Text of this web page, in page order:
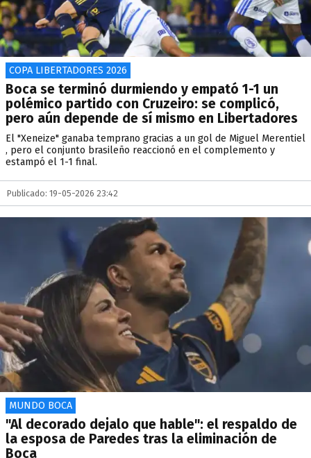
COPA LIBERTADORES 2026
Boca se terminó durmiendo y empató 1-1 un
polémico partido con Cruzeiro: se complicó,
pero aún depende de sí mismo en Libertadores
El "Xeneize" ganaba temprano gracias a un gol de Miguel Merentiel
, pero el conjunto brasileño reaccionó en el complemento y
estampó el 1-1 final.
Publicado: 19-05-2026 23:42
MUNDO BOCA
"Al decorado dejalo que hable": el respaldo de
la esposa de Paredes tras la eliminación de
Boca